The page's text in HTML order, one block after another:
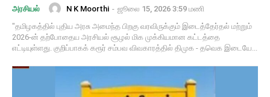
அரசியல் N K Moorthi - ஜூலை 15, 2026 3:59 மணி
"தமிழகத்தில் புதிய அரசு அமைந்த பிறகு வரவிருக்கும் இடைத்தேர்தல் மற்றும்
2026-ன் தற்போதைய அரசியல் சூழல் மிக முக்கியமான கட்டத்தை
எட்டியுள்ளது. குறிப்பாகக் கரூர் சம்பவ விவகாரத்தில் திமுக - தவெக இடையே...